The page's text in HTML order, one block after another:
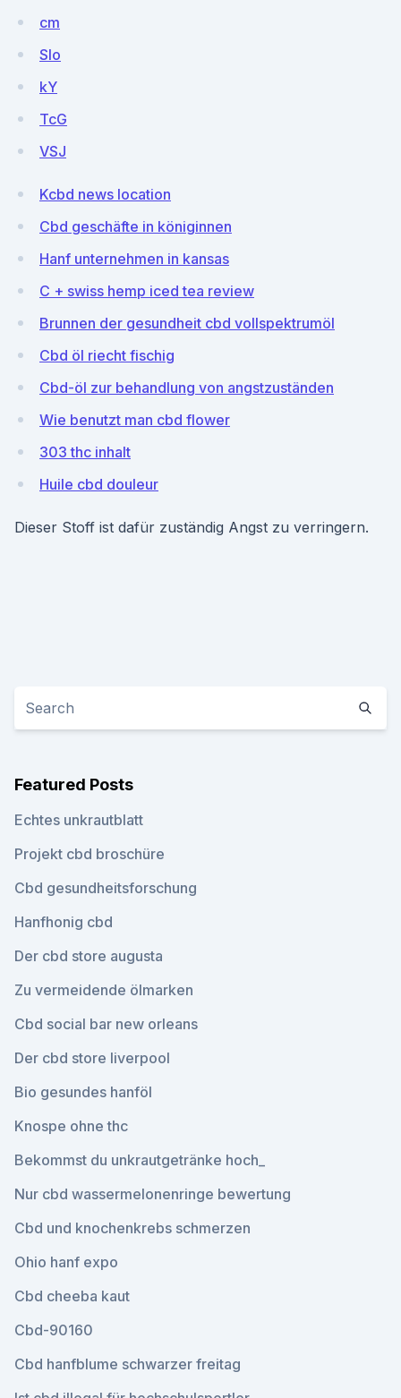
cm
Slo
kY
TcG
VSJ
Kcbd news location
Cbd geschäfte in königinnen
Hanf unternehmen in kansas
C + swiss hemp iced tea review
Brunnen der gesundheit cbd vollspektrumöl
Cbd öl riecht fischig
Cbd-öl zur behandlung von angstzuständen
Wie benutzt man cbd flower
303 thc inhalt
Huile cbd douleur
Dieser Stoff ist dafür zuständig Angst zu verringern.
Featured Posts
Echtes unkrautblatt
Projekt cbd broschüre
Cbd gesundheitsforschung
Hanfhonig cbd
Der cbd store augusta
Zu vermeidende ölmarken
Cbd social bar new orleans
Der cbd store liverpool
Bio gesundes hanföl
Knospe ohne thc
Bekommst du unkrautgetränke hoch_
Nur cbd wassermelonenringe bewertung
Cbd und knochenkrebs schmerzen
Ohio hanf expo
Cbd cheeba kaut
Cbd-90160
Cbd hanfblume schwarzer freitag